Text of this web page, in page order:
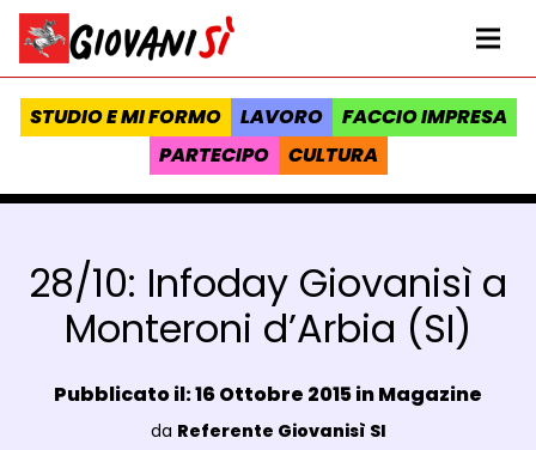
Vai al contenuto
Homepage Giovanisì - Progetto della Regione Toscana
STUDIO E MI FORMO LAVORO
FACCIO IMPRESA
PARTECIPO
CULTURA
28/10: Infoday Giovanisì a
Monteroni d’Arbia (SI)
Data e ora:
Pubblicato il: 16 Ottobre 2015 inMagazine
Luogo:
da Referente Giovanisì SI